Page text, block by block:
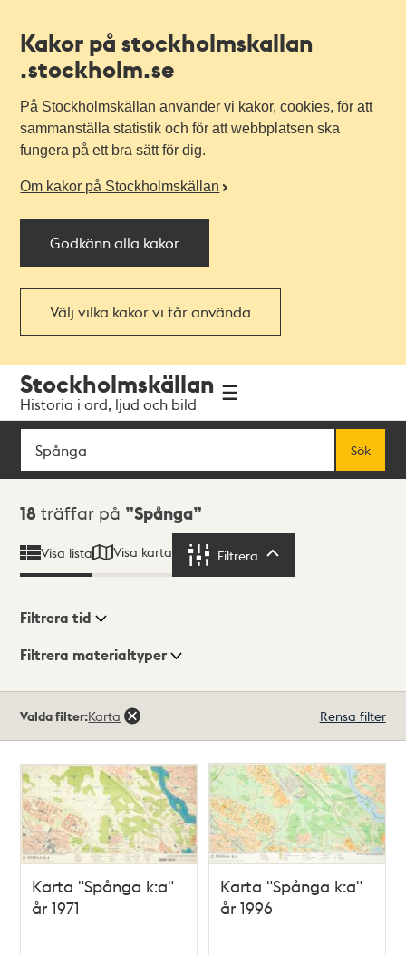
Kakor på stockholmskallan
.stockholm.se
På Stockholmskällan använder vi kakor, cookies, för att
sammanställa statistik och för att webbplatsen ska
fungera på ett bra sätt för dig.
Om kakor på Stockholmskällan
Godkänn alla kakor
Välj vilka kakor vi får använda
navigationen
huvudinnehållet
Stockholmskällan
Historia i ord, ljud och bild
Sök
Sök
Sökresultat
18 träffar på Spånga
Visa lista Visa karta Filtrera
Visningsläge
Filtrera tid
Filtrera materialtyper
träffar
Valda filter:Karta Rensa filter
Karta "Spånga k:a"
år 1971
Karta "Spånga k:a"
år 1996